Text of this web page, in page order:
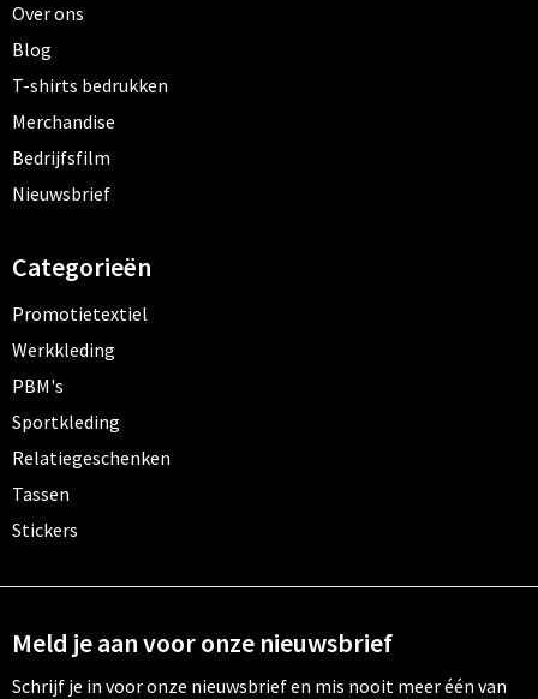
Over ons
Blog
T-shirts bedrukken
Merchandise
Bedrijfsfilm
Nieuwsbrief
Categorieën
Promotietextiel
Werkkleding
PBM's
Sportkleding
Relatiegeschenken
Tassen
Stickers
Meld je aan voor onze nieuwsbrief
Schrijf je in voor onze nieuwsbrief en mis nooit meer één van